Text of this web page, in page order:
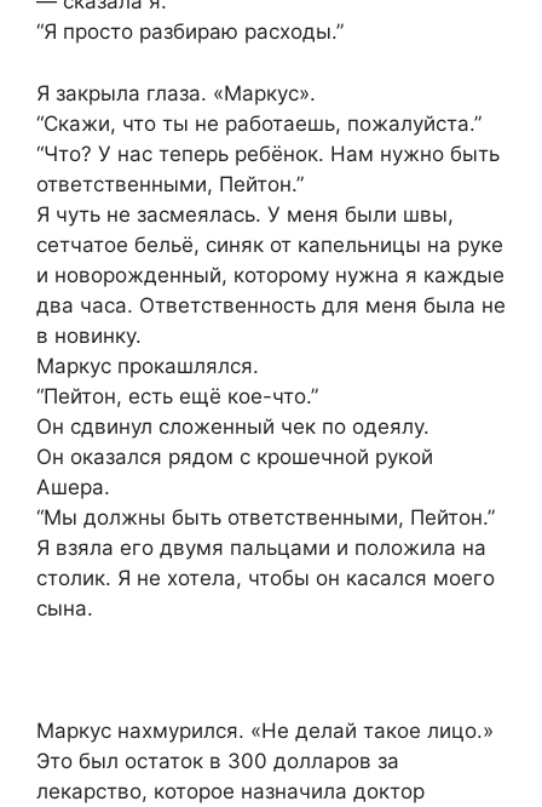
“Я просто разбираю расходы.”
Я закрыла глаза. «Маркус».
“Скажи, что ты не работаешь, пожалуйста.”
“Что? У нас теперь ребёнок. Нам нужно быть
ответственными, Пейтон.”
Я чуть не засмеялась. У меня были швы,
сетчатое бельё, синяк от капельницы на руке
и новорожденный, которому нужна я каждые
два часа. Ответственность для меня была не
в новинку.
Маркус прокашлялся.
“Пейтон, есть ещё кое-что.”
Он сдвинул сложенный чек по одеялу.
Он оказался рядом с крошечной рукой
Ашера.
“Мы должны быть ответственными, Пейтон.”
Я взяла его двумя пальцами и положила на
столик. Я не хотела, чтобы он касался моего
сына.
Маркус нахмурился. «Не делай такое лицо.»
Это был остаток в 300 долларов за
лекарство, которое назначила доктор